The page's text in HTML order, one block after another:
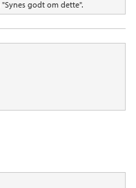
"Synes godt om dette".